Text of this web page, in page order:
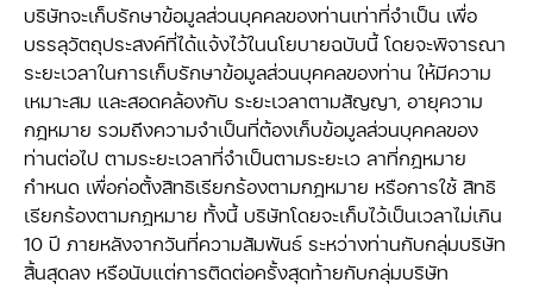
บริษัทจะเก็บรักษาข้อมูลส่วนบุคคลของท่านเท่าที่จำเป็น เพื่อ
บรรลุวัตถุประสงค์ที่ได้แจ้งไว้ในนโยบายฉบับนี้ โดยจะพิจารณา
ระยะเวลาในการเก็บรักษาข้อมูลส่วนบุคคลของท่าน ให้มีความ
เหมาะสม และสอดคล้องกับ ระยะเวลาตามสัญญา, อายุความ
กฎหมาย รวมถึงความจำเป็นที่ต้องเก็บข้อมูลส่วนบุคคลของ
ท่านต่อไป ตามระยะเวลาที่จำเป็นตามระยะเว ลาที่กฎหมาย
กำหนด เพื่อก่อตั้งสิทธิเรียกร้องตามกฎหมาย หรือการใช้ สิทธิ
เรียกร้องตามกฎหมาย ทั้งนี้ บริษัทโดยจะเก็บไว้เป็นเวลาไม่เกิน
10 ปี ภายหลังจากวันที่ความสัมพันธ์ ระหว่างท่านกับกลุ่มบริษัท
สิ้นสุดลง หรือนับแต่การติดต่อครั้งสุดท้ายกับกลุ่มบริษัท